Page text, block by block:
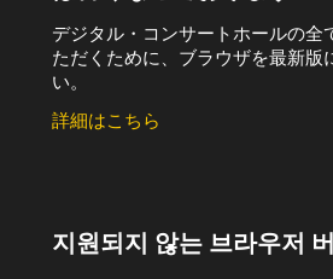
デジタル・コンサートホールの全
ただくために、ブラウザを最新版
い。
詳細はこちら
지원되지 않는 브라우저